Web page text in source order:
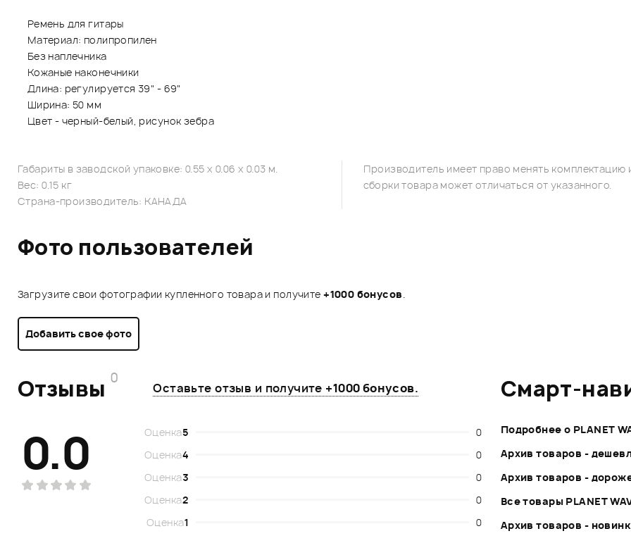
Ремень для гитары
Материал: полипропилен
Без наплечника
Кожаные наконечники
Длина: регулируется 39" - 69"
Ширина: 50 мм
Цвет - черный-белый, рисунок зебра
Габариты в заводской упаковке: 0.55 x 0.06 x 0.03 м.
Вес: 0.15 кг
Страна-производитель: КАНАДА
Производитель имеет право менять
сборки товара может отличаться от указанного.
Фото пользователей
Загрузите свои фотографии купленного товара и получите+1000 бонусов.
Добавить свое фото
Отзывы 0
Оставьте отзыв и получите +1000 бонусов.
0.0 Оценка5
0
Оценка4
0
Оценка3
0
Оценка2
0
Оценка1 0
Смарт-
Подробнее о PLANET
Архив товаров -
Архив товаров -
Все товары PLANET
Архив товаров -